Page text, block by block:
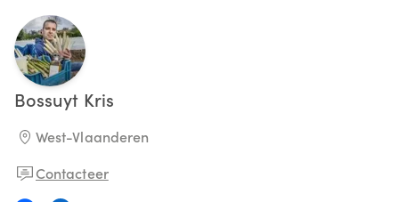
Bossuyt Kris
West-Vlaanderen
Contacteer